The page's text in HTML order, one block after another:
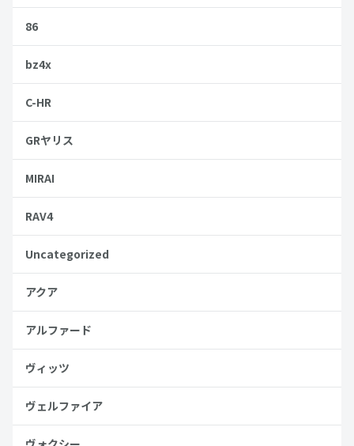
86
bz4x
C-HR
GRヤリス
MIRAI
RAV4
Uncategorized
アクア
アルファード
ヴィッツ
ヴェルファイア